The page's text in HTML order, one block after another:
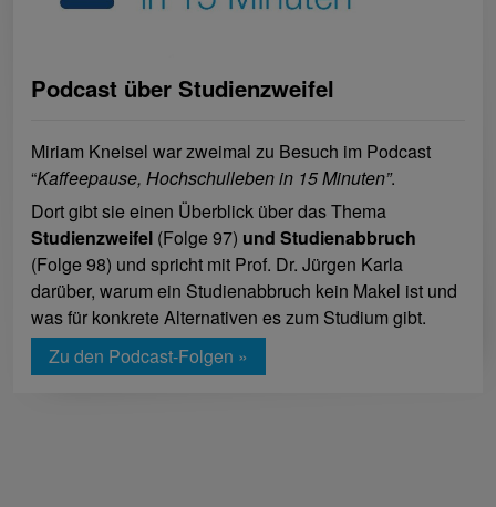
Podcast über Studienzweifel
Miriam Kneisel war zweimal zu Besuch im Podcast
“Kaffeepause, Hochschulleben in 15 Minuten”.
Dort gibt sie einen Überblick über das Thema
Studienzweifel (Folge 97) und Studienabbruch
(Folge 98) und spricht mit Prof. Dr. Jürgen Karla
darüber, warum ein Studienabbruch kein Makel ist und
was für konkrete Alternativen es zum Studium gibt.
Zu den Podcast-Folgen »